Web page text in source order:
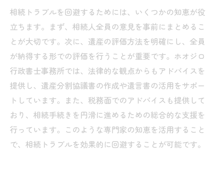
相続トラブルを回避するためには、いくつかの知恵が役
立ちます。まず、相続人全員の意見を事前にまとめるこ
とが大切です。次に、遺産の評価方法を明確にし、全員
が納得する形での評価を行うことが重要です。ホオジロ
行政書士事務所では、法律的な観点からもアドバイスを
提供し、遺産分割協議書の作成や遺言書の活用をサポー
トしています。また、税務面でのアドバイスも提供して
おり、相続手続きを円滑に進めるための総合的な支援を
行っています。このような専門家の知恵を活用すること
で、相続トラブルを効果的に回避することが可能です。